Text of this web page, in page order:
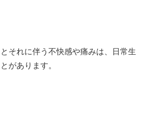
それに伴う不快感や痛みは、日常生
があります。